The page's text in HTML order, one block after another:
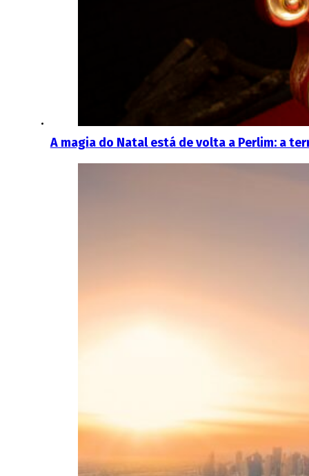
A magia do Natal está de volta a Perlim: a